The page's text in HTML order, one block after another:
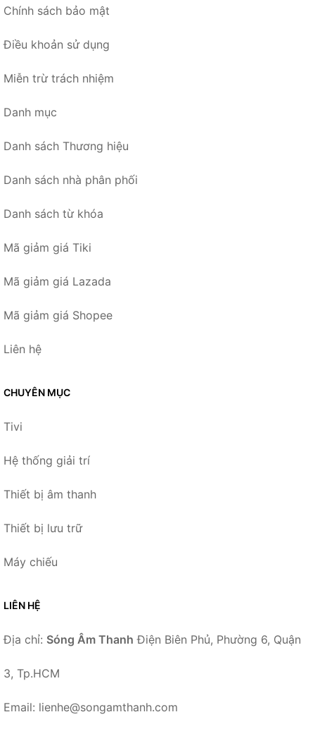
Chính sách bảo mật
Điều khoản sử dụng
Miễn trừ trách nhiệm
Danh mục
Danh sách Thương hiệu
Danh sách nhà phân phối
Danh sách từ khóa
Mã giảm giá Tiki
Mã giảm giá Lazada
Mã giảm giá Shopee
Liên hệ
CHUYÊN MỤC
Tivi
Hệ thống giải trí
Thiết bị âm thanh
Thiết bị lưu trữ
Máy chiếu
LIÊN HỆ
Địa chỉ: Sóng Âm Thanh Điện Biên Phủ, Phường 6, Quận
3, Tp.HCM
Email: lienhe@songamthanh.com